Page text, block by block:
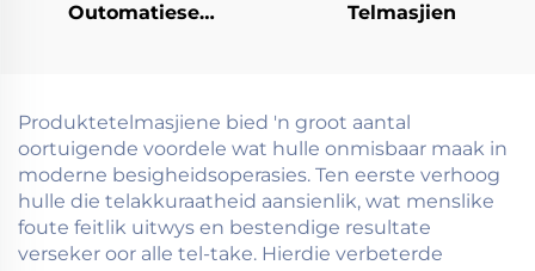
Outomatiese
Telmasjien
Produktetelmasjiene bied 'n groot aantal
oortuigende voordele wat hulle onmisbaar maak in
moderne besigheidsoperasies. Ten eerste verhoog
hulle die telakkuraatheid aansienlik, wat menslike
foute feitlik uitwys en bestendige resultate
verseker oor alle tel-take. Hierdie verbeterde